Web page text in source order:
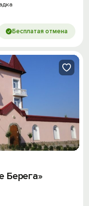
Бесплатая отмена
Берега»